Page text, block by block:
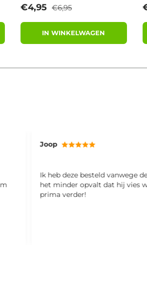
Verkoopprijs
€4,95 Reguliere prijs
€6,95
IN WINKELWAGEN
Joop
Ik heb deze besteld vanwege
het minder opvalt dat hij vies
prima verder!